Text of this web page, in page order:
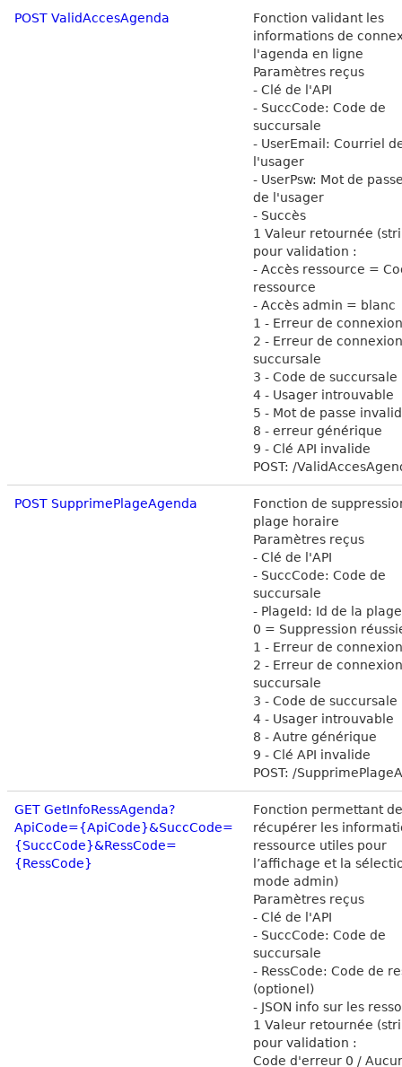
POST ValidAccesAgenda
Fonction validant les
informations de
l'agenda en ligne
Paramètres reçus
- Clé de l'API
- SuccCode: Code de
succursale
- UserEmail: Courriel
l'usager
- UserPsw: Mot de
de l'usager
- Succès
1 Valeur retournée
pour validation :
- Accès ressource =
ressource
- Accès admin = blanc
1 - Erreur de
2 - Erreur de
succursale
3 - Code de
4 - Usager introuvable
5 - Mot de passe
8 - erreur générique
9 - Clé API invalide
POST: /
POST SupprimePlageAgenda
Fonction de
plage horaire
Paramètres reçus
- Clé de l'API
- SuccCode: Code de
succursale
- PlageId: Id de la
0 = Suppression
1 - Erreur de
2 - Erreur de
succursale
3 - Code de
4 - Usager introuvable
8 - Autre générique
9 - Clé API invalide
POST: /
GET GetInfoRessAgenda?
ApiCode={ApiCode}&SuccCode=
{SuccCode}&RessCode=
{RessCode}
Fonction permettant de
récupérer les
ressource utiles pour
l’affichage et la
mode admin)
Paramètres reçus
- Clé de l'API
- SuccCode: Code de
succursale
- RessCode: Code de
(optionel)
- JSON info sur les
1 Valeur retournée
pour validation :
Code d'erreur 0 /